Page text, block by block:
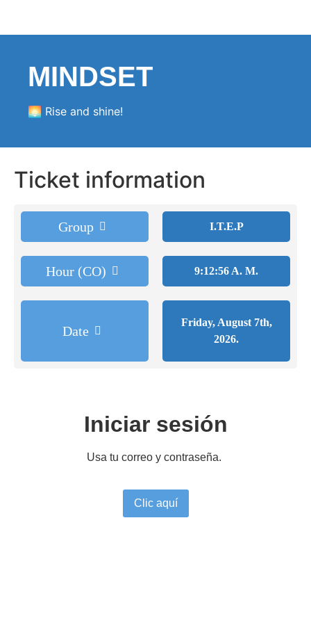
MINDSET
🌅 Rise and shine!
Ticket information
Group
Hour (CO)
Date
I.T.E.P
9:12:56 A. M.
Friday, August 7th,
2026.
Iniciar sesión
Usa tu correo y contraseña.
Clic aquí